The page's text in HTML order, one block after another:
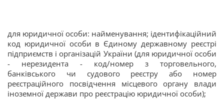
для юридичної особи: найменування; ідентифікаційний
код юридичної особи в Єдиному державному реєстрі
підприємств і організацій України (для юридичної особи
- нерезидента - код/номер з торговельного,
банківського чи судового реєстру або номер
реєстраційного посвідчення місцевого органу влади
іноземної держави про реєстрацію юридичної особи);